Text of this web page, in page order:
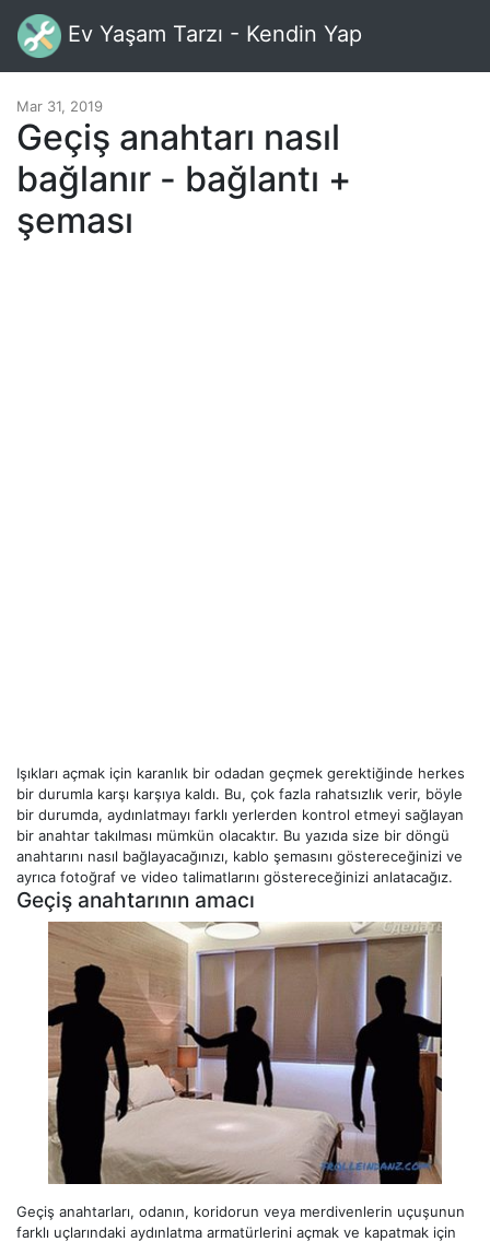
Ev Yaşam Tarzı - Kendin Yap
Mar 31, 2019
Geçiş anahtarı nasıl
bağlanır - bağlantı +
şeması
Işıkları açmak için karanlık bir odadan geçmek gerektiğinde herkes
bir durumla karşı karşıya kaldı. Bu, çok fazla rahatsızlık verir, böyle
bir durumda, aydınlatmayı farklı yerlerden kontrol etmeyi sağlayan
bir anahtar takılması mümkün olacaktır. Bu yazıda size bir döngü
anahtarını nasıl bağlayacağınızı, kablo şemasını göstereceğinizi ve
ayrıca fotoğraf ve video talimatlarını göstereceğinizi anlatacağız.
Geçiş anahtarının amacı
Geçiş anahtarları, odanın, koridorun veya merdivenlerin uçuşunun
farklı uçlarındaki aydınlatma armatürlerini açmak ve kapatmak için